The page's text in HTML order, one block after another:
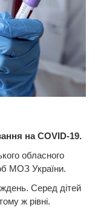
на COVID-19.
обласного
МОЗ України.
Серед дітей
ж рівні.